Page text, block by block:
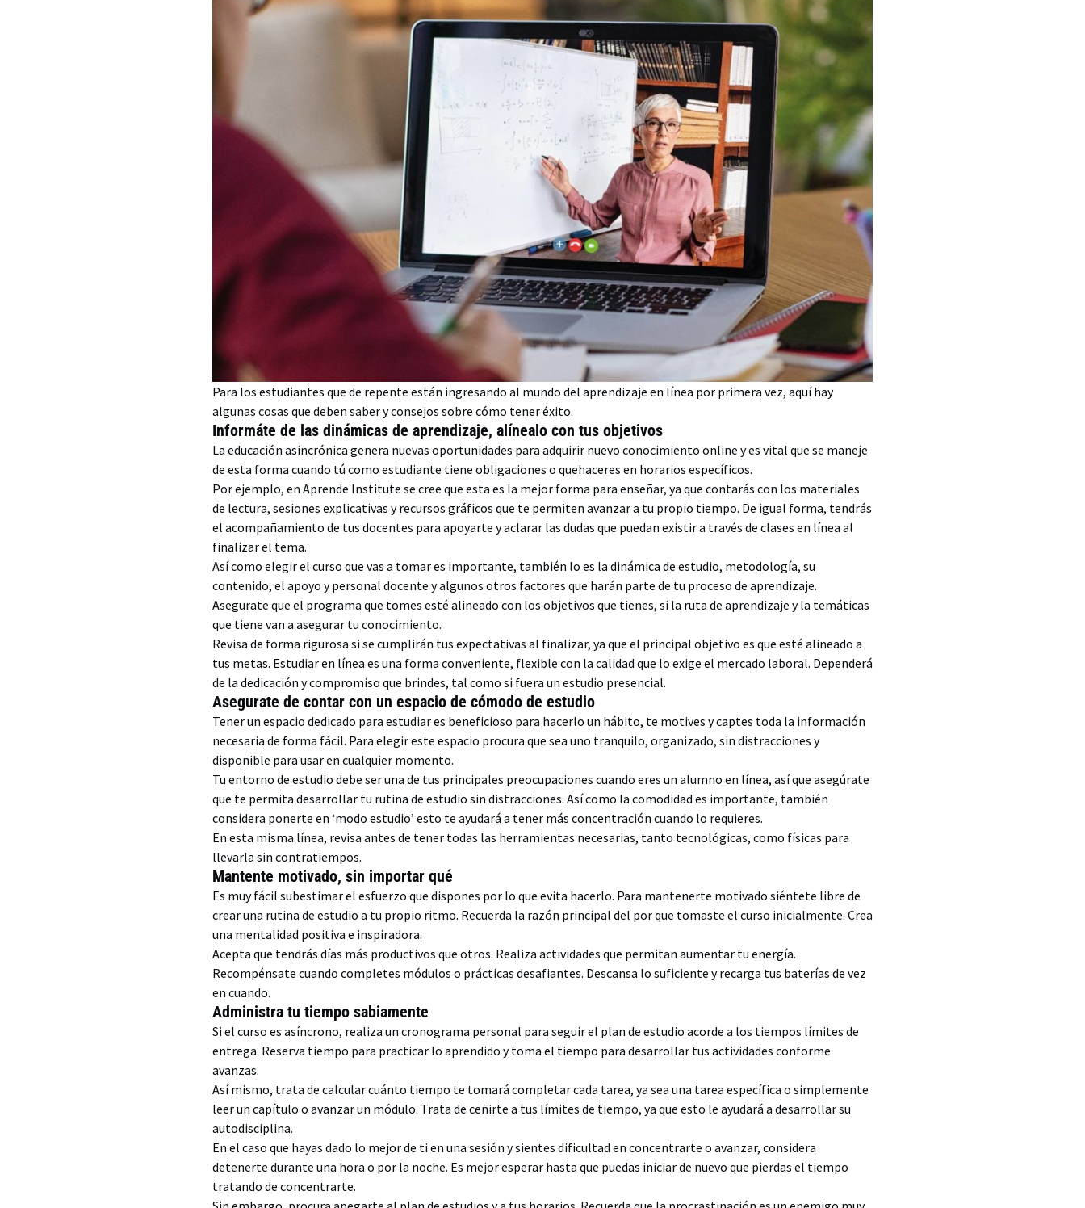
Para los estudiantes que de repente están ingresando al mundo del aprendizaje en línea por primera vez, aquí hay
algunas cosas que deben saber y consejos sobre cómo tener éxito.
Informáte de las dinámicas de aprendizaje, alínealo con tus objetivos
La educación asincrónica genera nuevas oportunidades para adquirir nuevo conocimiento online y es vital que se maneje
de esta forma cuando tú como estudiante tiene obligaciones o quehaceres en horarios específicos.
Por ejemplo, en Aprende Institute se cree que esta es la mejor forma para enseñar, ya que contarás con los materiales
de lectura, sesiones explicativas y recursos gráficos que te permiten avanzar a tu propio tiempo. De igual forma, tendrás
el acompañamiento de tus docentes para apoyarte y aclarar las dudas que puedan existir a través de clases en línea al
finalizar el tema.
Así como elegir el curso que vas a tomar es importante, también lo es la dinámica de estudio, metodología, su
contenido, el apoyo y personal docente y algunos otros factores que harán parte de tu proceso de aprendizaje.
Asegurate que el programa que tomes esté alineado con los objetivos que tienes, si la ruta de aprendizaje y la temáticas
que tiene van a asegurar tu conocimiento.
Revisa de forma rigurosa si se cumplirán tus expectativas al finalizar, ya que el principal objetivo es que esté alineado a
tus metas. Estudiar en línea es una forma conveniente, flexible con la calidad que lo exige el mercado laboral. Dependerá
de la dedicación y compromiso que brindes, tal como si fuera un estudio presencial.
Asegurate de contar con un espacio de cómodo de estudio
Tener un espacio dedicado para estudiar es beneficioso para hacerlo un hábito, te motives y captes toda la información
necesaria de forma fácil. Para elegir este espacio procura que sea uno tranquilo, organizado, sin distracciones y
disponible para usar en cualquier momento.
Tu entorno de estudio debe ser una de tus principales preocupaciones cuando eres un alumno en línea, así que asegúrate
que te permita desarrollar tu rutina de estudio sin distracciones. Así como la comodidad es importante, también
considera ponerte en ‘modo estudio’ esto te ayudará a tener más concentración cuando lo requieres.
En esta misma línea, revisa antes de tener todas las herramientas necesarias, tanto tecnológicas, como físicas para
llevarla sin contratiempos.
Mantente motivado, sin importar qué
Es muy fácil subestimar el esfuerzo que dispones por lo que evita hacerlo. Para mantenerte motivado siéntete libre de
crear una rutina de estudio a tu propio ritmo. Recuerda la razón principal del por que tomaste el curso inicialmente. Crea
una mentalidad positiva e inspiradora.
Acepta que tendrás días más productivos que otros. Realiza actividades que permitan aumentar tu energía.
Recompénsate cuando completes módulos o prácticas desafiantes. Descansa lo suficiente y recarga tus baterías de vez
en cuando.
Administra tu tiempo sabiamente
Si el curso es asíncrono, realiza un cronograma personal para seguir el plan de estudio acorde a los tiempos límites de
entrega. Reserva tiempo para practicar lo aprendido y toma el tiempo para desarrollar tus actividades conforme
avanzas.
Así mismo, trata de calcular cuánto tiempo te tomará completar cada tarea, ya sea una tarea específica o simplemente
leer un capítulo o avanzar un módulo. Trata de ceñirte a tus límites de tiempo, ya que esto le ayudará a desarrollar su
autodisciplina.
En el caso que hayas dado lo mejor de ti en una sesión y sientes dificultad en concentrarte o avanzar, considera
detenerte durante una hora o por la noche. Es mejor esperar hasta que puedas iniciar de nuevo que pierdas el tiempo
tratando de concentrarte.